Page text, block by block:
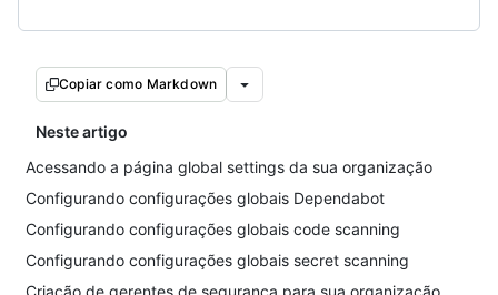
Copiar como Markdown
Neste artigo
Acessando a página global settings da sua organização
Configurando configurações globais Dependabot
Configurando configurações globais code scanning
Configurando configurações globais secret scanning
Criação de gerentes de segurança para sua organização